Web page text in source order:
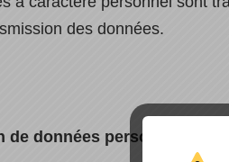
des données.
de données personnelles à